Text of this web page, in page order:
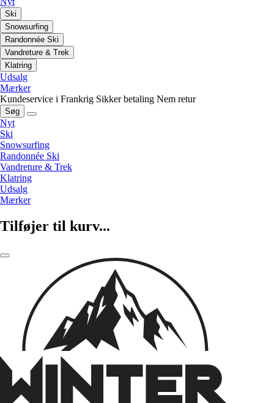
Ski
Snowsurfing
Randonnée Ski
Vandreture & Trek
Klatring
Udsalg
Mærker
Kundeservice i Frankrig Sikker betaling Nem retur
Søg
Nyt
Ski
Snowsurfing
Randonnée Ski
Vandreture & Trek
Klatring
Udsalg
Mærker
Tilføjer til kurv...